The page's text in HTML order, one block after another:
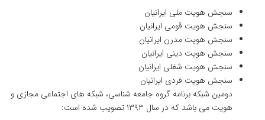
سنجش هویت ملی ایرانیان
سنجش هویت قومی ایرانیان
سنجش هویت مدرن ایرانیان
سنجش هویت دینی ایرانیان
سنجش هویت شغلی ایرانیان
سنجش هویت فردی ایرانیان
دومین شبکه برنامه گروه جامعه شناسی، شبکه های اجتماعی مجازی و
هویت می باشد که در سال ۱۳۹۳ تصویب شده است: